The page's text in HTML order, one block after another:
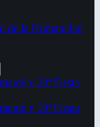
de la Humanidad
y 20ª Fiesta
y 19ª Fiesta